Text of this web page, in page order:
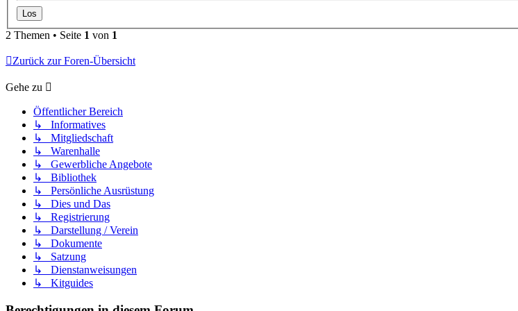
2 Themen • Seite 1 von 1
Zurück zur Foren-Übersicht
Gehe zu
Öffentlicher Bereich
↳ Informatives
↳ Mitgliedschaft
↳ Warenhalle
↳ Gewerbliche Angebote
↳ Bibliothek
↳ Persönliche Ausrüstung
↳ Dies und Das
↳ Registrierung
↳ Darstellung / Verein
↳ Dokumente
↳ Satzung
↳ Dienstanweisungen
↳ Kitguides